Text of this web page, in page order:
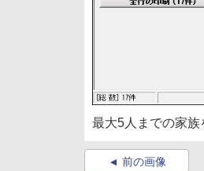
最大5人までの家
前の画像